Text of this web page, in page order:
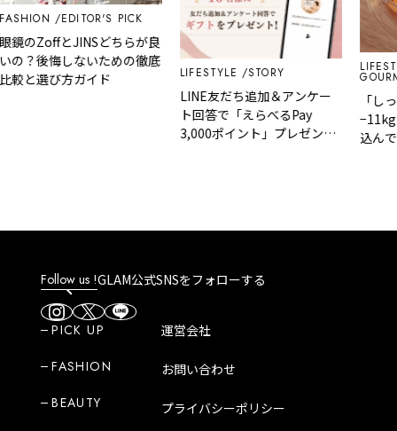
EDITOR'S PICK
ZoffとJINSどちらが良
後悔しないための徹底
選び方ガイド
LIFESTYLE STORY
LINE友だち追加＆アンケー
ト回答で「えらべるPay
3,000ポイント」プレゼント
LIFESTYLE
「しっか
−11kg！
込んで冷
Follow us !GLAM公式SNSをフォローする
PICK UP
FASHION
BEAUTY
運営会社
お問い合わせ
プライバシーポリシー